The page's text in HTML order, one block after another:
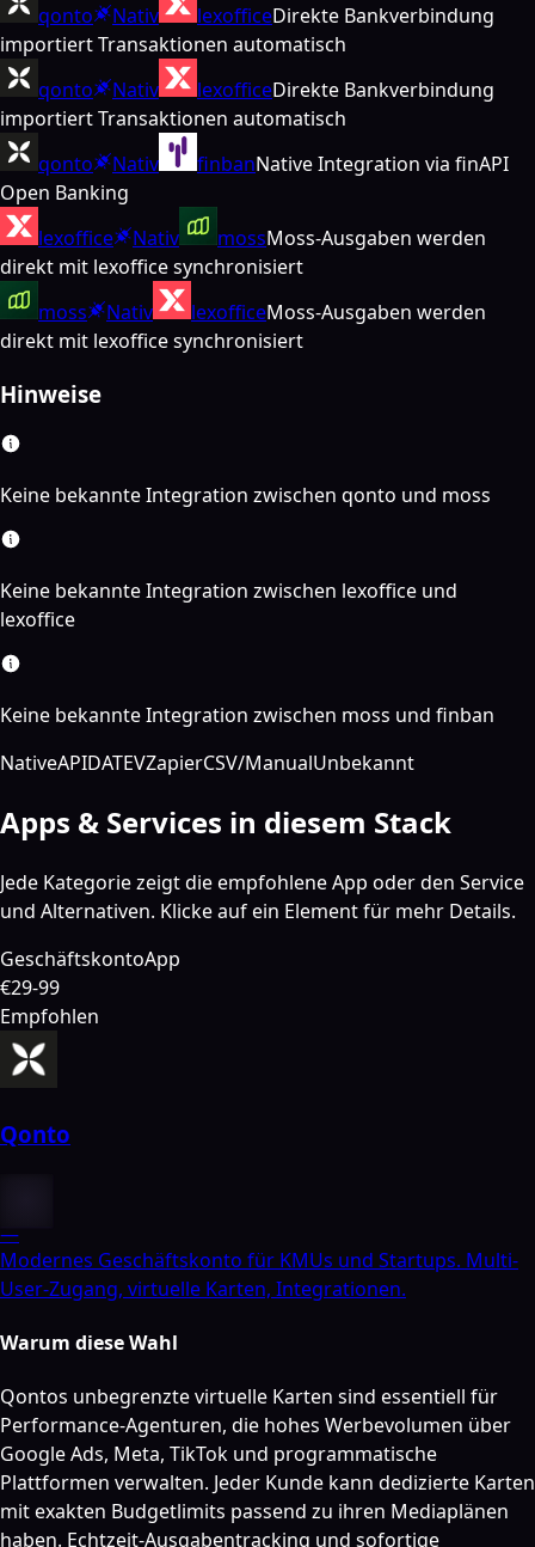
qonto Nativ lexofficeDirekte Bankverbindung
importiert Transaktionen automatisch
qonto
Nativ lexofficeDirekte Bankverbindung
importiert Transaktionen automatisch
qonto
Nativ finbanNative Integration via finAPI
Open Banking
lexoffice
Nativ mossMoss-Ausgaben werden
direkt mit lexoffice synchronisiert
moss
Nativ lexofficeMoss-Ausgaben werden
direkt mit lexoffice synchronisiert
Hinweise
Keine bekannte Integration zwischen qonto und moss
Keine bekannte Integration zwischen lexoffice und
lexoffice
Keine bekannte Integration zwischen moss und finban
NativeAPIDATEVZapierCSV/ManualUnbekannt
Apps & Services in diesem Stack
Jede Kategorie zeigt die empfohlene App oder den Service
und Alternativen. Klicke auf ein Element für mehr Details.
GeschäftskontoApp
€29-99
Empfohlen
Qonto
—
Modernes Geschäftskonto für KMUs und Startups. Multi-
User-Zugang, virtuelle Karten, Integrationen.
Warum diese Wahl
Qontos unbegrenzte virtuelle Karten sind essentiell für
Performance-Agenturen, die hohes Werbevolumen über
Google Ads, Meta, TikTok und programmatische
Plattformen verwalten. Jeder Kunde kann dedizierte Karten
mit exakten Budgetlimits passend zu ihren Mediaplänen
haben. Echtzeit-Ausgabentracking und sofortige